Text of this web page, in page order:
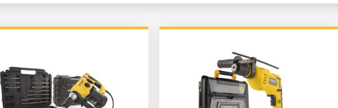
Alles in dieser Kategorie